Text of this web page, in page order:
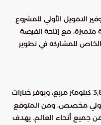
التمويل الأولي للمشروع
مع إتاحة الفرصة
للمشاركة في تطوير
على مساحة 3,800 كيلومتر مربع، ويوفر خيارات
مخصص، ومن المتوقع
جميع أنحاء العالم. يهدف